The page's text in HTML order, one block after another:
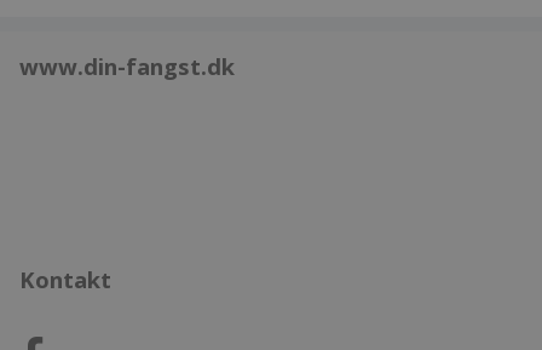
www.din-fangst.dk
Kontakt